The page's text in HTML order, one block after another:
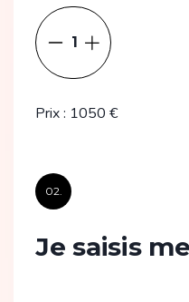
1
Prix: 1050 €
02.
Je saisis